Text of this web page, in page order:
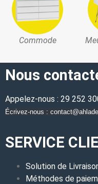
Commode
Nous
Appelez-nous : 29 252
Écrivez-nous :
SERVICE
Solution de
Méthodes de